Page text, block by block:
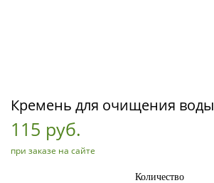
Кремень для очищения воды
115 руб.
при заказе на сайте
Количество